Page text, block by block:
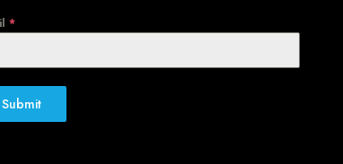
*
Submit